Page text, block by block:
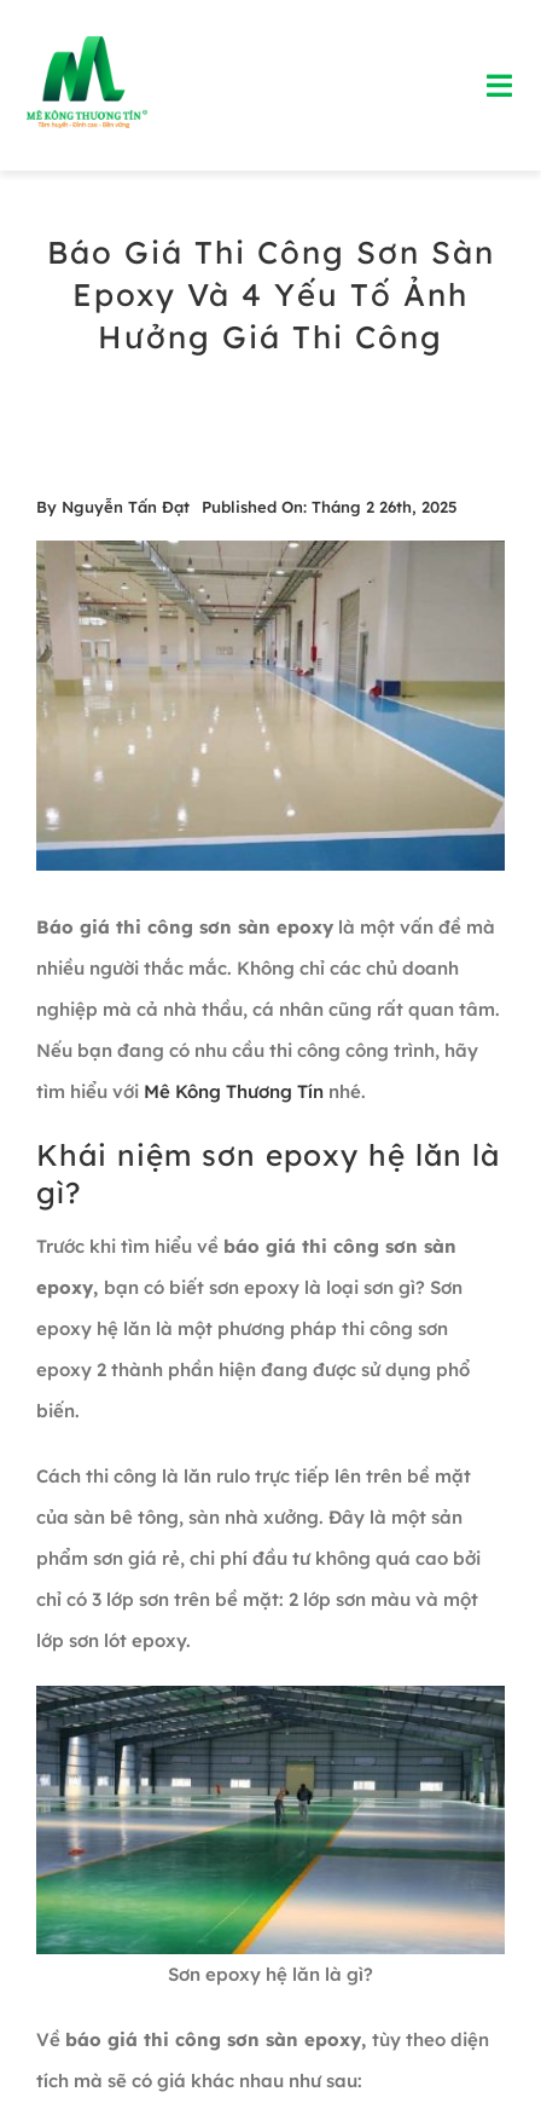
content
Giới Thiệu
Bảng Giá Bê Tông Tươi
Báo Giá Thi Công Sơn Sàn
Epoxy Và 4 Yếu Tố Ảnh
Hưởng Giá Thi Công
By Nguyễn Tấn Đạt Published On: Tháng 2 26th, 2025
Báo giá thi công sơn sàn epoxylà một vấn đề mà
nhiều người thắc mắc. Không chỉ các chủ doanh
nghiệp mà cả nhà thầu, cá nhân cũng rất quan tâm.
Nếu bạn đang có nhu cầu thi công công trình, hãy
tìm hiểu với Mê Kông Thương Tínnhé.
Khái niệm sơn epoxy hệ lăn là
gì?
Trước khi tìm hiểu về báo giá thi công sơn sàn
epoxy, bạn có biết sơn epoxy là loại sơn gì? Sơn
epoxy hệ lăn là một phương pháp thi công sơn
epoxy 2 thành phần hiện đang được sử dụng phổ
biến.
Cách thi công là lăn rulo trực tiếp lên trên bề mặt
của sàn bê tông, sàn nhà xưởng. Đây là một sản
phẩm sơn giá rẻ, chi phí đầu tư không quá cao bởi
chỉ có 3 lớp sơn trên bề mặt: 2 lớp sơn màu và một
lớp sơn lót epoxy.
Sơn epoxy hệ lăn là gì?
Về báo giá thi công sơn sàn epoxy, tùy theo diện
tích mà sẽ có giá khác nhau như sau: